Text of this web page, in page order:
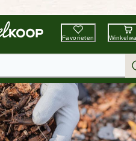
Tuin & Dier
Favorieten